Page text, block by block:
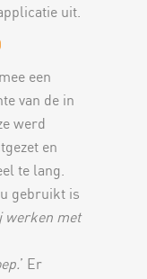
uit.
een
van de in
werd
en
te lang.
gebruikt is
werken met
’ Er